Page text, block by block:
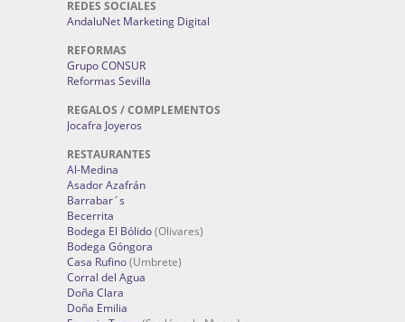
REDES SOCIALES
AndaluNet Marketing Digital
REFORMAS
Grupo CONSUR
Reformas Sevilla
REGALOS / COMPLEMENTOS
Jocafra Joyeros
RESTAURANTES
Al-Medina
Asador Azafrán
Barrabar´s
Becerrita
Bodega El Bólido(Olivares)
Bodega Góngora
Casa Rufino(Umbrete)
Corral del Agua
Doña Clara
Doña Emilia